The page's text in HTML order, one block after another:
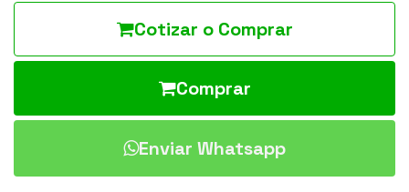
Cotizar o Comprar
Comprar
Enviar Whatsapp